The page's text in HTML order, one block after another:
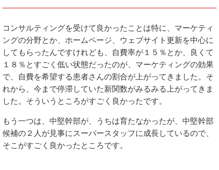
コンサルティングを受けて良かったことは特に、マーケティ
ングの分野とか、ホームページ、ウェブサイト更新を中心に
してもらったんですけれども、自費率が１５％とか、良くて
１８％とすごく低い状態だったのが、マーケティングの効果
で、自費を希望する患者さんの割合が上がってきました。そ
れから、今まで停滞していた新関数がみるみる上がってきま
した。そういうところがすごく良かったです。
もう一つは、中堅幹部が、うちは育たなかったが、中堅幹部
候補の２人が見事にスーパースタッフに成長しているので、
そこがすごく良かったところです。